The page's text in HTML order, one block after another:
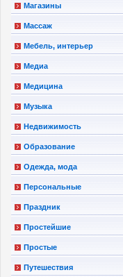
Магазины
Массаж
Мебель, интерьер
Медиа
Медицина
Музыка
Недвижимость
Образование
Одежда, мода
Персональные
Праздник
Простейшие
Простые
Путешествия